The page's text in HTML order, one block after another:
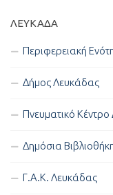
ΛΕΥΚΑΔΑ
Περιφερειακή
Δήμος Λευκάδας
Πνευματικό
Δημόσια
Γ.Α.Κ. Λευκάδας